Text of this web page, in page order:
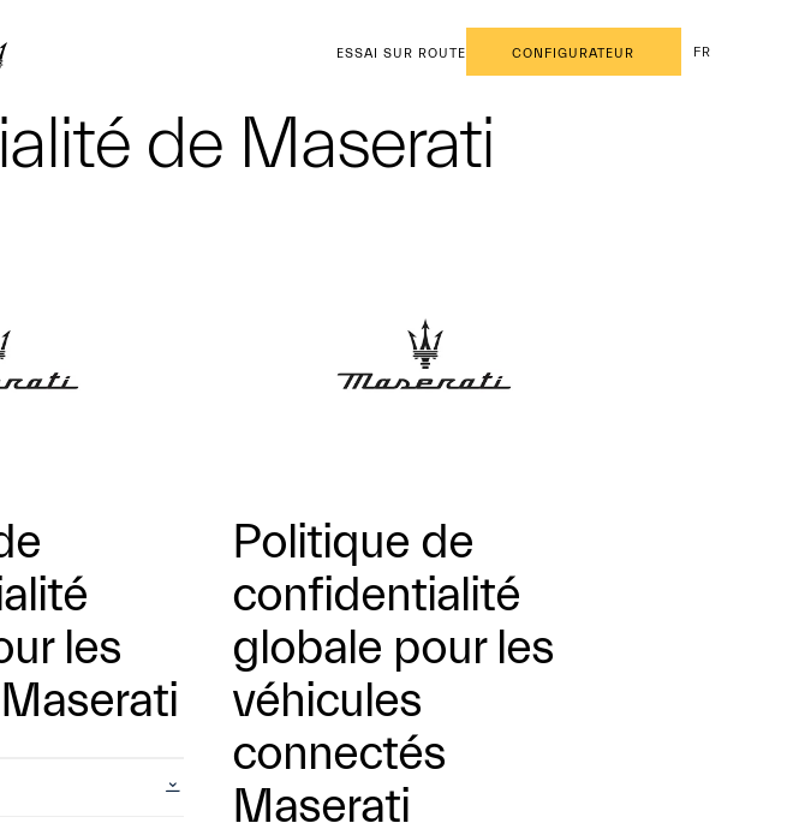
ESSAI SUR ROUTE CONFIGURATEUR FR
de Maserati
les
Politique de
confidentialité
globale pour les
véhicules
connectés
Maserati